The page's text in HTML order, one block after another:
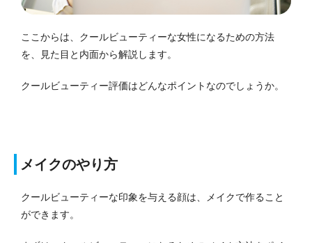
ここからは、クールビューティーな女性になるための方法
を、見た目と内面から解説します。
クールビューティー評価はどんなポイントなのでしょうか。
メイクのやり方
クールビューティーな印象を与える顔は、メイクで作ること
ができます。